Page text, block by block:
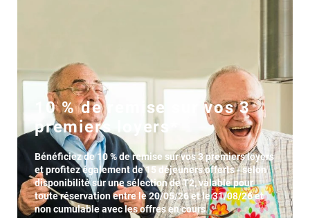
10 % de remise sur vos 3
premiers loyers*
Bénéficiez de 10 % de remise sur vos 3 premiers loyers
et profitez également de 15 déjeuners offerts - selon
disponibilité sur une sélection de T2, valable pour
toute réservation entre le 20/05/26 et le 31/08/26 et
non cumulable avec les offres en cours